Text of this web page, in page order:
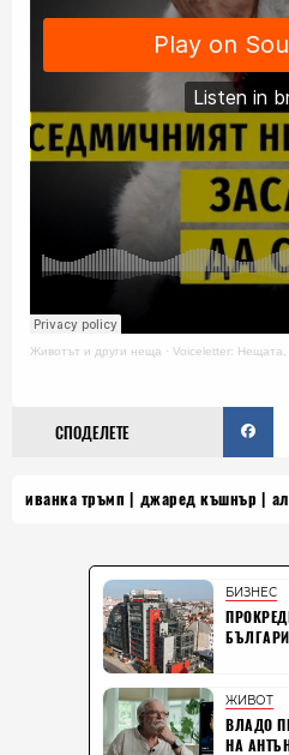
Животът и други неща · Voiceletter: Нещата, за
СПОДЕЛЕТЕ
иванка тръмп джаред къшнър